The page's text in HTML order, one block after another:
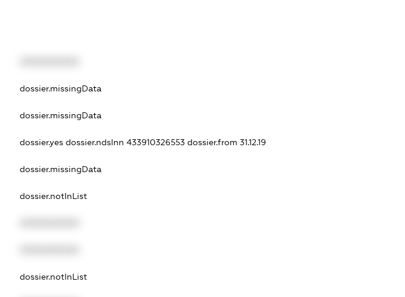
dossier.missingData
dossier.missingData
dossier.yes dossier.ndsInn 433910326553 dossier.from 31.12.19
dossier.missingData
dossier.notInList
dossier.notInList